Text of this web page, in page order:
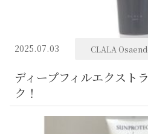
2025.07.03 CLALA
ディープフィルエクスト
ク！